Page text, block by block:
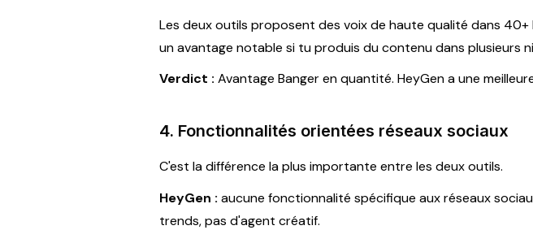
Les deux outils proposent des voix de haute qualité dans
un avantage notable si tu produis du contenu dans plusieurs
Verdict : Avantage Banger en quantité. HeyGen a une
4. Fonctionnalités orientées réseaux sociaux
C'est la différence la plus importante entre les deux outils.
HeyGen : aucune fonctionnalité spécifique aux réseaux
trends, pas d'agent créatif.